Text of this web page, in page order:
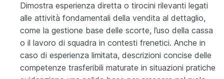
Dimostra esperienza diretta o tirocini rilevanti legati
alle attività fondamentali della vendita al dettaglio,
come la gestione base delle scorte, l’uso della cassa
o il lavoro di squadra in contesti frenetici. Anche in
caso di esperienza limitata, descrizioni concise delle
competenze trasferibili maturate in situazioni pratiche